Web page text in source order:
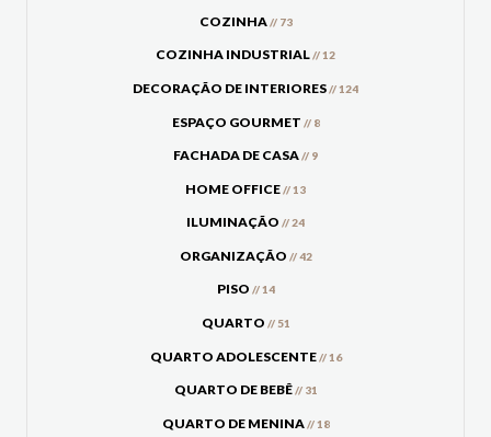
COZINHA// 73
COZINHA INDUSTRIAL// 12
DECORAÇÃO DE INTERIORES// 124
ESPAÇO GOURMET // 8
FACHADA DE CASA// 9
HOME OFFICE// 13
ILUMINAÇÃO // 24
ORGANIZAÇÃO // 42
PISO // 14
QUARTO // 51
QUARTO ADOLESCENTE// 16
QUARTO DE BEBÊ// 31
QUARTO DE MENINA// 18